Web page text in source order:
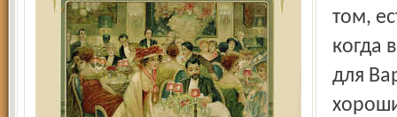
том,
когда
для